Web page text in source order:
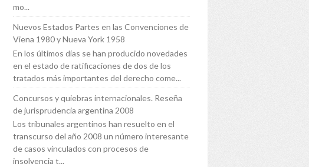
mo...
Nuevos Estados Partes en las Convenciones de
Viena 1980 y Nueva York 1958
En los últimos días se han producido novedades
en el estado de ratificaciones de dos de los
tratados más importantes del derecho come...
Concursos y quiebras internacionales. Reseña
de jurisprudencia argentina 2008
Los tribunales argentinos han resuelto en el
transcurso del año 2008 un número interesante
de casos vinculados con procesos de
insolvencia t...